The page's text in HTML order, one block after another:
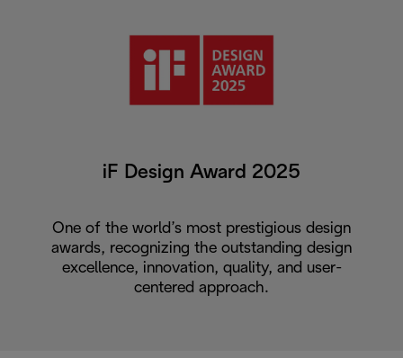
iF Design Award 2025
One of the world’s most prestigious design
awards, recognizing the outstanding design
excellence, innovation, quality, and user-
centered approach.